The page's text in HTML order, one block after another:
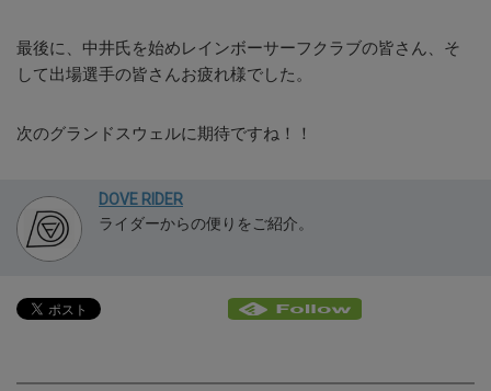
最後に、中井氏を始めレインボーサーフクラブの皆さん、そ
して出場選手の皆さんお疲れ様でした。
次のグランドスウェルに期待ですね！！
DOVE RIDER
ライダーからの便りをご紹介。